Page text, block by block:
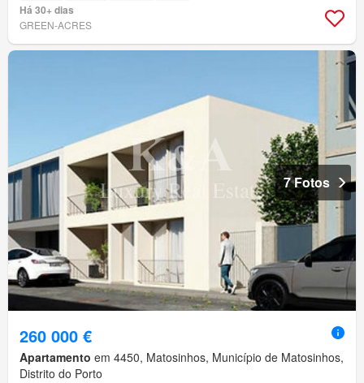
Há 30+ dias
GREEN-ACRES
7 Fotos
260 000 €
Apartamento em 4450, Matosinhos, Município de Matosinhos,
Distrito do Porto